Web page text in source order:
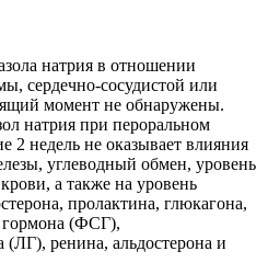
натрия в отношении
сердечно-сосудистой или
момент не обнаружены.
натрия при пероральном
2 недель не оказывает влияния
углеводный обмен, уровень
а также на уровень
пролактина, глюкагона,
гормона (ФСГ),
ренина, альдостерона и